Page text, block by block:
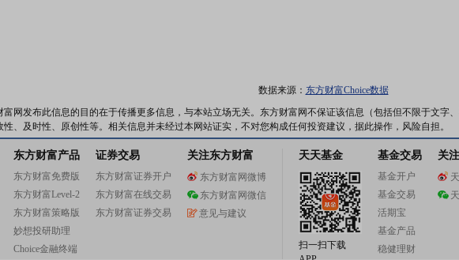
数据来源： 东方财富Choice数据
富网发布此信息的目的在于传播更多信息，与本站立场无关。东方财富网不保证该信息（包括但不限于文字
、及时性、原创性等。相关信息并未经过本网站证实，不对您构成任何投资建议，据此操作，风险自担。
东方财富产品
东方财富免费版
东方财富Level-2
东方财富策略版
妙想投研助理
Choice金融终端
证券交易
东方财富证券开户
东方财富在线交易
东方财富证券交易
关注东方财富
东方财富网微博
东方财富网微信
意见与建议
天天基金
扫一扫下载
基金交易
基金开户
基金交易
活期宝
基金产品
稳健理财
关